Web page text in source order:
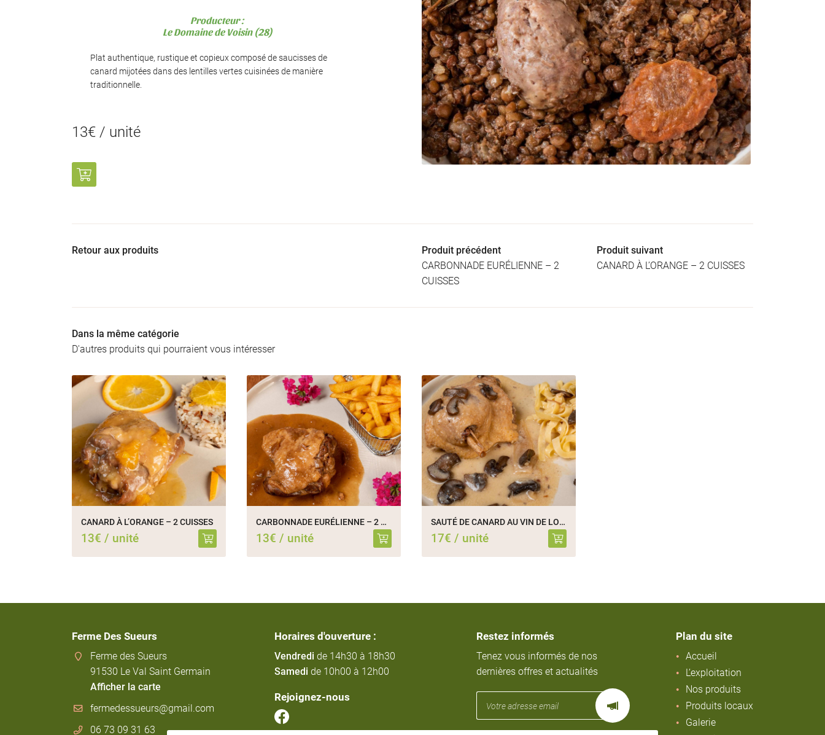
VALIDER VOTRE PANIER
Producteur :
Le Domaine de Voisin (28)
Plat authentique, rustique et copieux composé de saucisses de
canard mijotées dans des lentilles vertes cuisinées de manière
traditionnelle.
13€ / unité
Retour aux produits
Produit précédent
CARBONNADE EURÉLIENNE – 2
CUISSES
Produit suivant
CANARD À L’ORANGE – 2 CUISSES
Dans la même catégorie
D'autres produits qui pourraient vous intéresser
CANARD À L’ORANGE – 2 CUISSES
13€ / unité
CARBONNADE EURÉLIENNE – 2 CUISSES
13€ / unité
SAUTÉ DE CANARD AU VIN DE LOIRE – 2 CUISSES
17€ / unité
Ferme Des Sueurs
Ferme des Sueurs
91530 Le Val Saint Germain
Afficher la carte
06 73 09 31 63
Horaires d'ouverture :
Vendredi de 14h30 à 18h30
Samedi de 10h00 à 12h00
Rejoignez-nous
Restez informés
Tenez vous informés de nos
dernières offres et actualités
Plan du site
Accueil
L’exploitation
Nos produits
Produits locaux
Galerie